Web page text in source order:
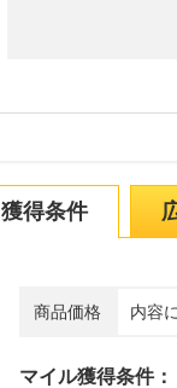
獲得条件
商品価格 内容
マイル獲得条件：